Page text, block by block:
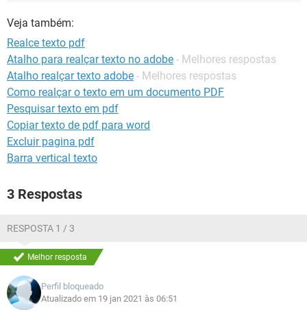
Veja também:
Realce texto pdf
Atalho para realçar texto no adobe - Melhores respostas
Atalho realçar texto adobe - Melhores respostas
Como realçar o texto em um documento PDF
Pesquisar texto em pdf
Copiar texto de pdf para word
Excluir pagina pdf
Barra vertical texto
3 Respostas
RESPOSTA 1 / 3
Melhor resposta
Perfil bloqueado
Atualizado em 19 jan 2021 às 06:51